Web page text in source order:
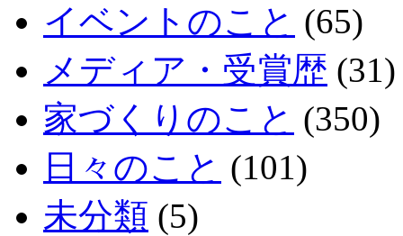
イベントのこと (65)
メディア・受賞歴 (31)
家づくりのこと (350)
日々のこと (101)
未分類 (5)